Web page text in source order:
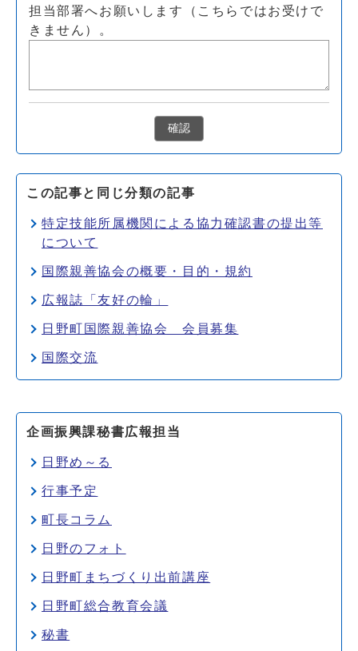
担当部署へお願いします（こちらではお受けで
きません）。
確認
この記事と同じ分類の記事
特定技能所属機関による協力確認書の提出等
について
国際親善協会の概要・目的・規約
広報誌「友好の輪」
日野町国際親善協会 会員募集
国際交流
企画振興課秘書広報担当
日野め～る
行事予定
町長コラム
日野のフォト
日野町まちづくり出前講座
日野町総合教育会議
秘書